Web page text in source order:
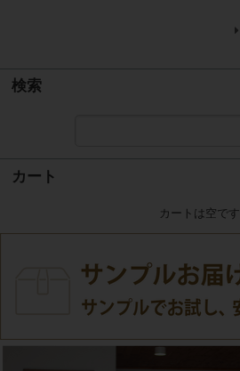
検索
カート
カートは空です